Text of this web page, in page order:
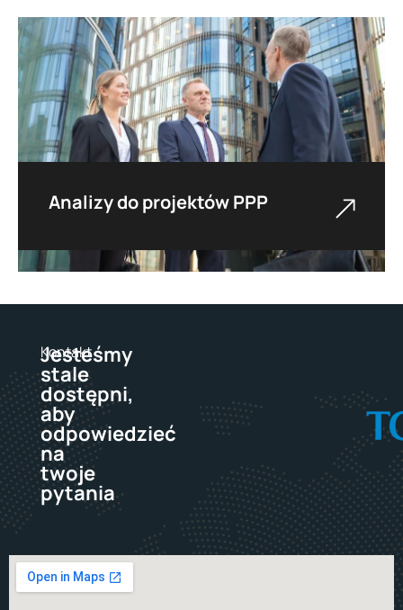
Analizy do projektów PPP
rynkowe, wspieramy proces przygotowania
partnerstwa publiczno-prywatnego.
Kontakt
Jesteśmy
stale
dostępni,
aby
odpowiedzieć
na
twoje
pytania